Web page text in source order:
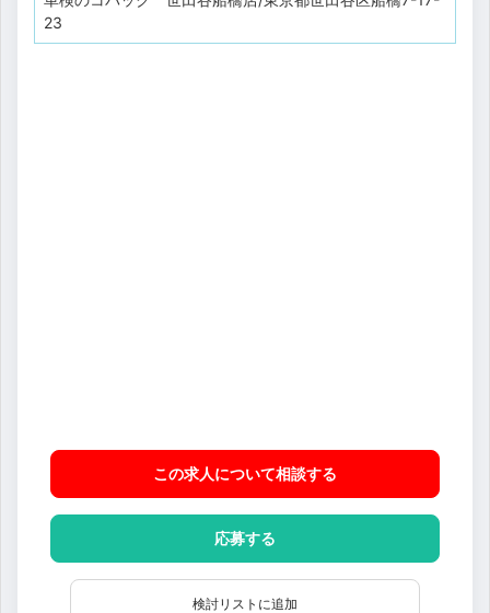
23
この求人について相談する
応募する
検討リストに追加